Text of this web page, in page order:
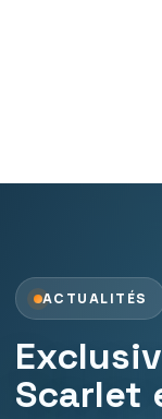
ACTUALITÉS
Scarlet